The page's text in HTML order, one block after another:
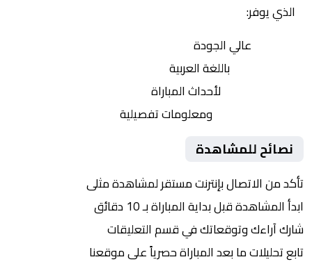
الذي يوفر:
عالي الجودة
باللغة العربية
لأحداث المباراة
ومعلومات تفصيلية
نصائح للمشاهدة
تأكد من الاتصال بإنترنت مستقر لمشاهدة مثلى
ابدأ المشاهدة قبل بداية المباراة بـ 10 دقائق
شارك آراءك وتوقعاتك في قسم التعليقات
تابع تحليلات ما بعد المباراة حصرياً على موقعنا